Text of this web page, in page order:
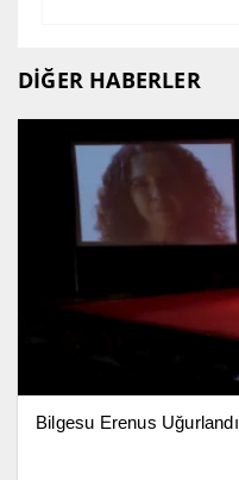
DİĞER HABERLER
Bilgesu Erenus Uğurlandı